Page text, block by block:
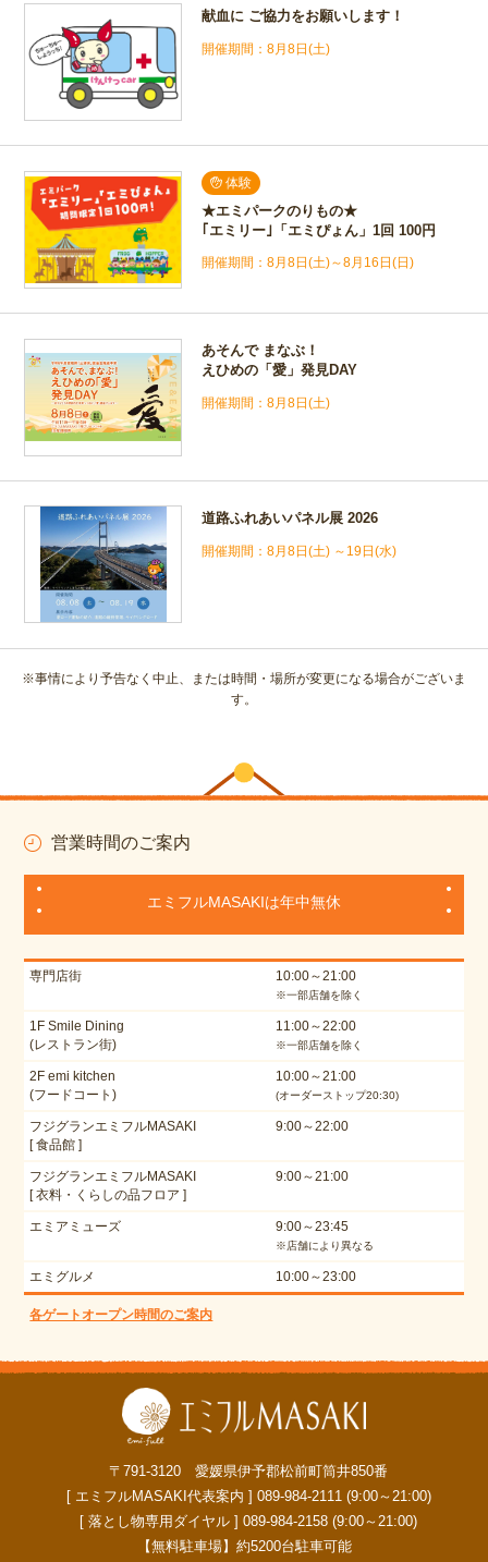
献血に ご協力をお願いします！
8月8日(土)
体験
★エミパークのりもの★
｢エミリー｣「エミぴょん」1回 100円
8月8日(土)～8月16日(日)
あそんで まなぶ！
えひめの「愛」発見DAY
8月8日(土)
道路ふれあいパネル展 2026
8月8日(土) ～19日(水)
※事情により予告なく中止、または時間・場所が変更になる場合がございま
す。
営業時間のご案内
エミフルMASAKIは年中無休
専門店街 10:00～21:00
※一部店舗を除く
1F Smile Dining
(レストラン街)
11:00～22:00
※一部店舗を除く
2F emi kitchen
(フードコート)
10:00～21:00
(オーダーストップ20:30)
フジグランエミフルMASAKI
[ 食品館 ]
9:00～22:00
フジグランエミフルMASAKI
[ 衣料・くらしの品フロア ]
9:00～21:00
エミアミューズ 9:00～23:45
※店舗により異なる
エミグルメ 10:00～23:00
各ゲートオープン時間のご案内
〒791-3120 愛媛県伊予郡松前町筒井850番
[ エミフルMASAKI代表案内 ] 089-984-2111 (9:00～21:00)
[ 落とし物専用ダイヤル ] 089-984-2158 (9:00～21:00)
【無料駐車場】約5200台駐車可能